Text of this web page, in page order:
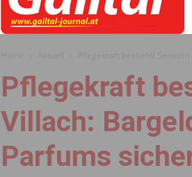
Pflegekraft
Villach:
Parfums